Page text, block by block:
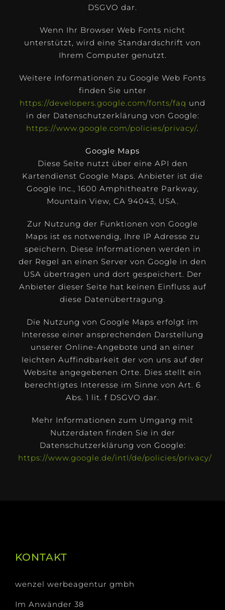
DSGVO dar.
Wenn Ihr Browser Web Fonts nicht
unterstützt, wird eine Standardschrift von
Ihrem Computer genutzt.
Weitere Informationen zu Google Web Fonts
finden Sie unter
https://developers.google.com/fonts/faq und
in der Datenschutzerklärung von Google:
https://www.google.com/policies/privacy/.
Google Maps
Diese Seite nutzt über eine API den
Kartendienst Google Maps. Anbieter ist die
Google Inc., 1600 Amphitheatre Parkway,
Mountain View, CA 94043, USA.
Zur Nutzung der Funktionen von Google
Maps ist es notwendig, Ihre IP Adresse zu
speichern. Diese Informationen werden in
der Regel an einen Server von Google in den
USA übertragen und dort gespeichert. Der
Anbieter dieser Seite hat keinen Einfluss auf
diese Datenübertragung.
Die Nutzung von Google Maps erfolgt im
Interesse einer ansprechenden Darstellung
unserer Online-Angebote und an einer
leichten Auffindbarkeit der von uns auf der
Website angegebenen Orte. Dies stellt ein
berechtigtes Interesse im Sinne von Art. 6
Abs. 1 lit. f DSGVO dar.
Mehr Informationen zum Umgang mit
Nutzerdaten finden Sie in der
Datenschutzerklärung von Google:
https://www.google.de/intl/de/policies/privacy/.
KONTAKT
wenzel werbeagentur gmbh
Im Anwänder 38